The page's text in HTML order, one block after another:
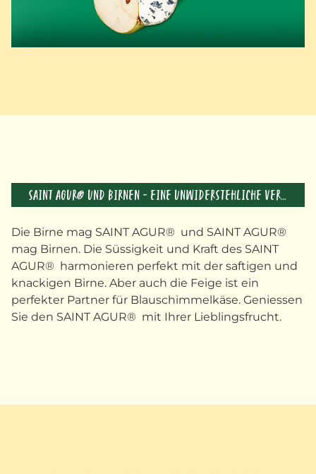
SAINT AGUR® UND BIRNEN – EINE UNWIDERSTEHLICHE VERBINDUNG
Die Birne mag SAINT AGUR® und SAINT AGUR®
mag Birnen. Die Süssigkeit und Kraft des SAINT
AGUR® harmonieren perfekt mit der saftigen und
knackigen Birne. Aber auch die Feige ist ein
perfekter Partner für Blauschimmelkäse. Geniessen
Sie den SAINT AGUR® mit Ihrer Lieblingsfrucht.